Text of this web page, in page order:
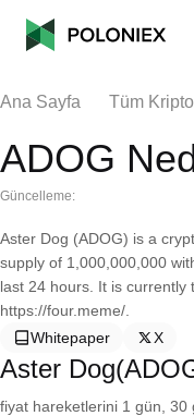
Ana Sayfa Tüm
ADOG
Güncelleme:
Aster Dog (ADOG) is a
supply of 1,000,000,000
last 24 hours. It is
https://four.meme/.
Whitepaper
X
Aster
fiyat hareketlerini 1 gün, 30